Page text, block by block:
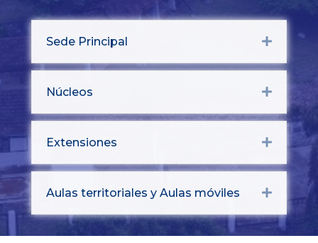
Sede Principal Expand
Núcleos Expand
Extensiones Expand
Aulas territoriales y Aulas móviles Expand